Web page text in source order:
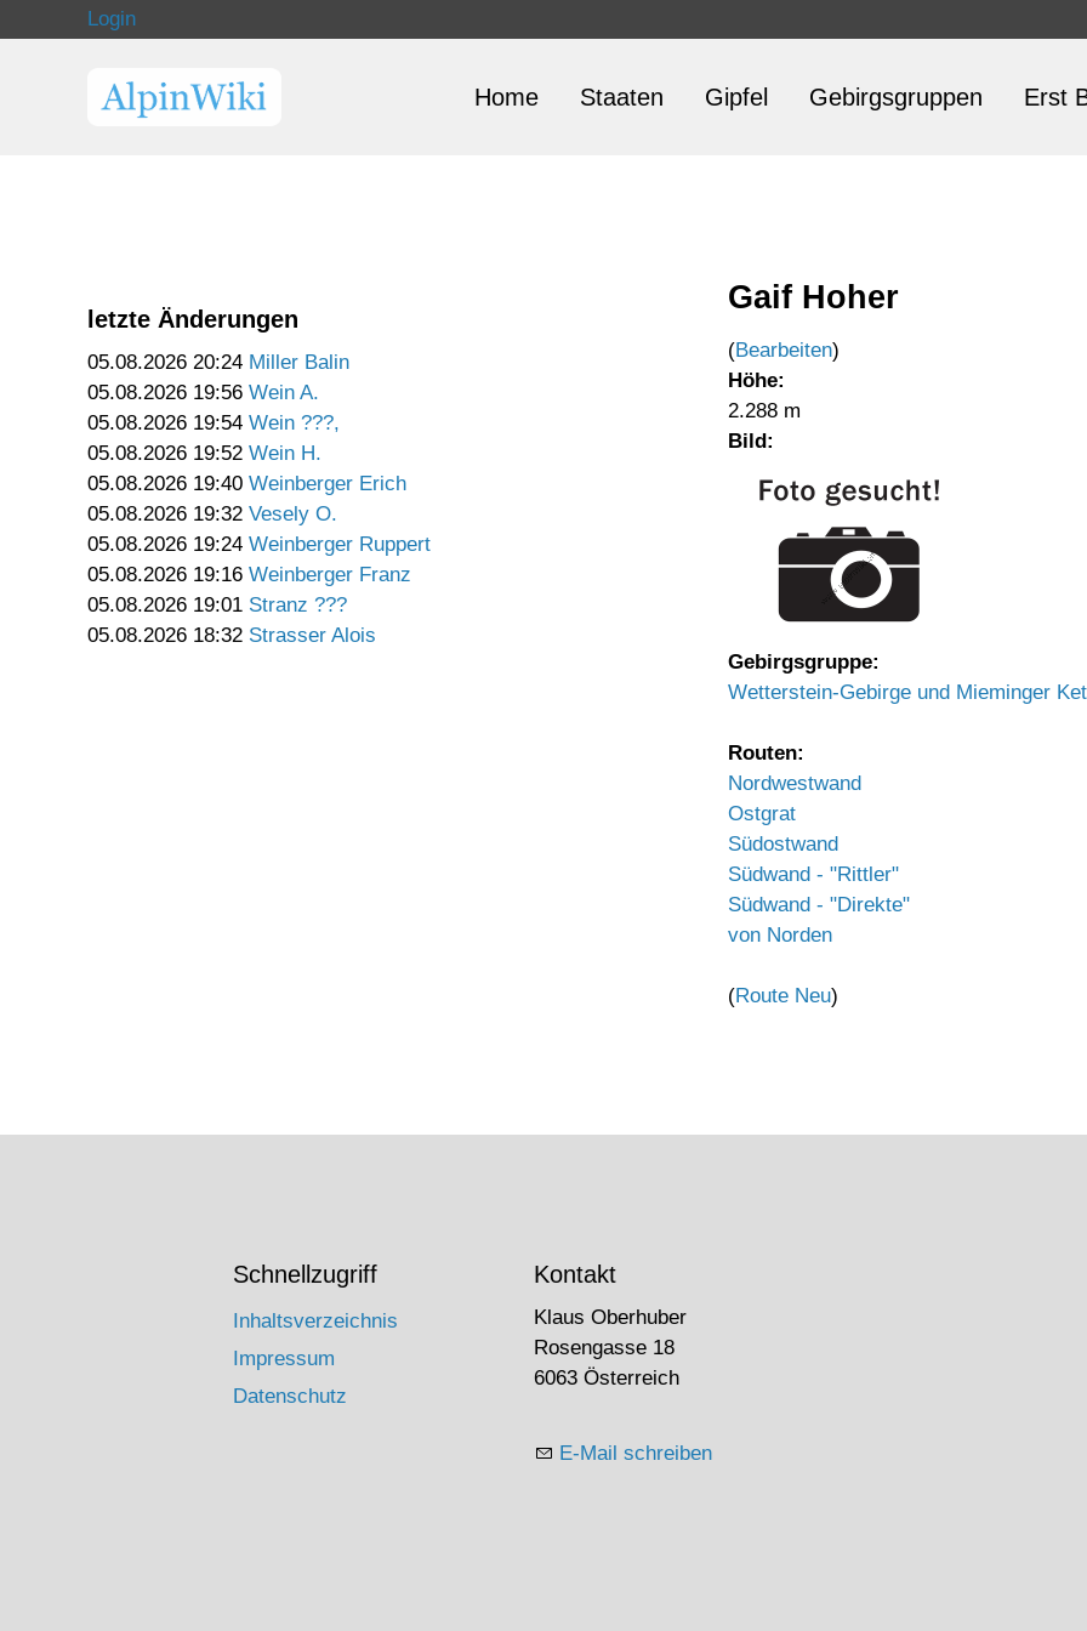
Login
Home Staaten Gipfel Gebirgsgruppen Erst
letzte Änderungen
05.08.2026 20:24 Miller Balin
05.08.2026 19:56 Wein A.
05.08.2026 19:54 Wein ???,
05.08.2026 19:52 Wein H.
05.08.2026 19:40 Weinberger Erich
05.08.2026 19:32 Vesely O.
05.08.2026 19:24 Weinberger Ruppert
05.08.2026 19:16 Weinberger Franz
05.08.2026 19:01 Stranz ???
05.08.2026 18:32 Strasser Alois
Gaif Hoher
(Bearbeiten)
Höhe:
2.288 m
Bild:
Gebirgsgruppe:
Wetterstein-Gebirge und Mieminger
Routen:
Nordwestwand
Ostgrat
Südostwand
Südwand - "Rittler"
Südwand - "Direkte"
von Norden
(Route Neu)
Schnellzugriff
Inhaltsverzeichnis
Impressum
Datenschutz
Kontakt
Klaus Oberhuber
Rosengasse 18
6063 Österreich
E-Mail schreiben